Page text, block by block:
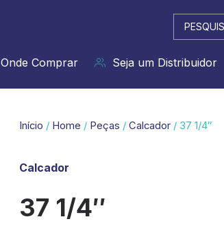
Pesquisar
...
Onde Comprar Seja um Distribuidor
Início / Home / Peças / Calcador / 37 1/4″
Calcador
37 1/4″